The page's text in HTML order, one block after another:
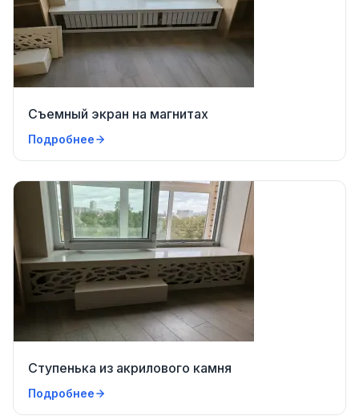
Съемный экран на магнитах
Подробнее
Ступенька из акрилового камня
Подробнее